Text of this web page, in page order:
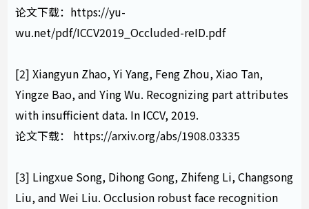
论文下载： https://yu-
wu.net/pdf/ICCV2019_Occluded-reID.pdf
[2] Xiangyun Zhao, Yi Yang, Feng Zhou, Xiao Tan,
Yingze Bao, and Ying Wu. Recognizing part attributes
with insufficient data. In ICCV, 2019.
论文下载： https://arxiv.org/abs/1908.03335
[3] Lingxue Song, Dihong Gong, Zhifeng Li, Changsong
Liu, and Wei Liu. Occlusion robust face recognition